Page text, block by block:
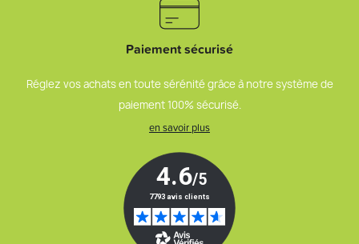
Paiement sécurisé
Réglez vos achats en toute sérénité grâce à notre système de
paiement 100% sécurisé.
en savoir plus